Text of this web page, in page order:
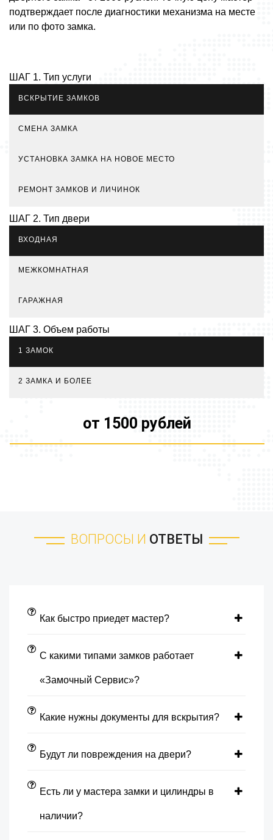
подтверждает после диагностики механизма на месте
или по фото замка.
ШАГ 1. Тип услуги
ВСКРЫТИЕ ЗАМКОВ
СМЕНА ЗАМКА
УСТАНОВКА ЗАМКА НА НОВОЕ МЕСТО
РЕМОНТ ЗАМКОВ И ЛИЧИНОК
ШАГ 2. Тип двери
ВХОДНАЯ
МЕЖКОМНАТНАЯ
ГАРАЖНАЯ
ШАГ 3. Объем работы
1 ЗАМОК
2 ЗАМКА И БОЛЕЕ
от 1500 рублей
ВОПРОСЫ И ОТВЕТЫ
Как быстро приедет мастер?
С какими типами замков работает
«Замочный Сервис»?
Какие нужны документы для вскрытия?
Будут ли повреждения на двери?
Есть ли у мастера замки и цилиндры в
наличии?